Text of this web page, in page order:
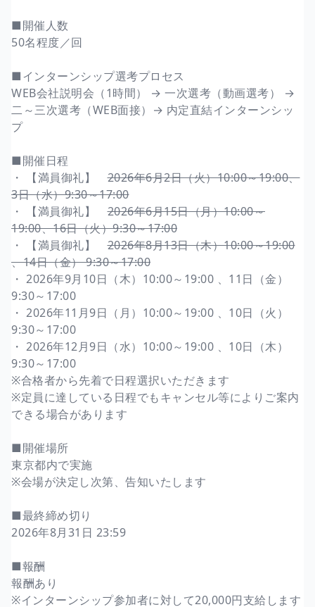
■開催人数
50名程度／回
■インターンシップ選考プロセス
WEB会社説明会（1時間） → 一次選考（動画選考） →
二～三次選考（WEB面接）→ 内定直結インターンシッ
プ
■開催日程
・ 【満員御礼】2026年6月2日（火）10:00～19:00、
3日（水）9:30～17:00
・ 【満員御礼】2026年6月15日（月）10:00～
19:00、16日（火）9:30～17:00
・ 【満員御礼】2026年8月13日（木）10:00～19:00
、14日（金） 9:30～17:00
・ 2026年9月10日（木）10:00～19:00 、11日（金）
9:30～17:00
・ 2026年11月9日（月）10:00～19:00 、10日（火）
9:30～17:00
・ 2026年12月9日（水）10:00～19:00 、10日（木）
9:30～17:00
※合格者から先着で日程選択いただきます
※定員に達している日程でもキャンセル等によりご案内
できる場合があります
■開催場所
東京都内で実施
※会場が決定し次第、告知いたします
■最終締め切り
2026年8月31日 23:59
■報酬
報酬あり
※インターンシップ参加者に対して20,000円支給します